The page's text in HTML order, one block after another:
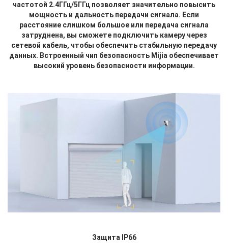
частотой 2.4ГГц/5ГГц позволяет значительно повысить
мощность и дальность передачи сигнала. Если
расстояние слишком большое или передача сигнала
затруднена, вы сможете подключить камеру через
сетевой кабель, чтобы обеспечить стабильную передачу
данных. Встроенный чип безопасность Mijia обеспечивает
высокий уровень безопасности информации.
Защита IP66